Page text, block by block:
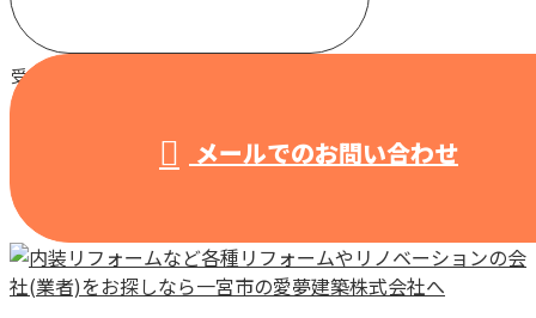
受付 / 8:00～18:00 【営業電話固くお断り】
メールでのお問い合わせ